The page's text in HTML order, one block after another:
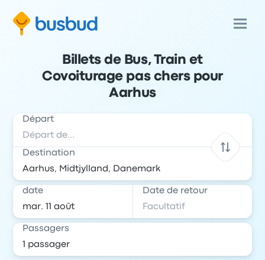
Billets de Bus, Train et
Covoiturage pas chers pour
Aarhus
Départ
Destination
date Date de retour
Passagers